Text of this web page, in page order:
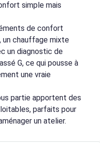
simple mais
de confort
un chauffage mixte
un diagnostic de
G, ce qui pousse à
une vraie
partie apportent des
parfaits pour
un atelier.